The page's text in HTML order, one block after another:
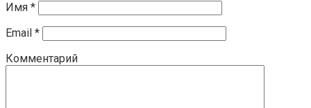
Имя *
Email *
Комментарий